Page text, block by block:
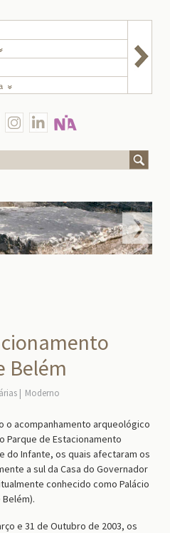
Belém
Moderno
o acompanhamento arqueológico
Parque de Estacionamento
do Infante, os quais afectaram os
a sul da Casa do Governador
conhecido como Palácio
e 31 de Outubro de 2003, os